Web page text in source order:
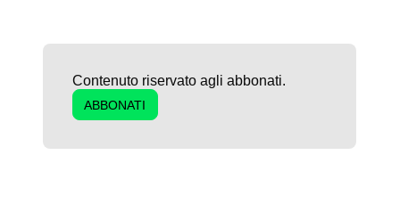
Contenuto riservato agli abbonati.
ABBONATI